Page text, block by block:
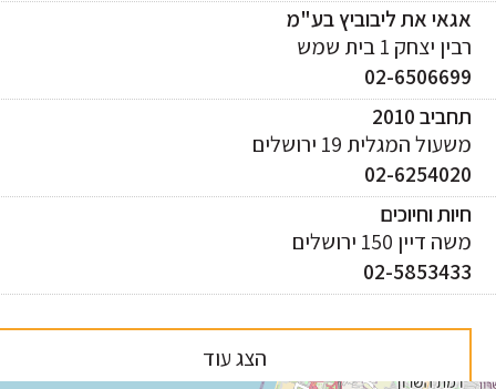
את ליבוביץ בע"מ
יצחק 1 בית שמש
02-
2010
המגלית 19 ירושלים
02-
וחיוכים
150 ירושלים
02-
הצג עוד